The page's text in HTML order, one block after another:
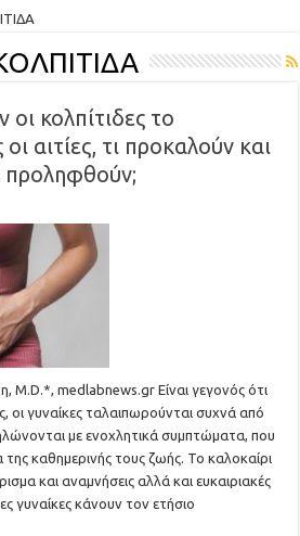
οι κολπίτιδες το
αιτίες, τι προκαλούν και
M.D.*, medlabnews.gr Είναι γεγονός ότι
οι γυναίκες ταλαιπωρούνται συχνά από
με ενοχλητικά συμπτώματα, που
καθημερινής τους ζωής. Το καλοκαίρι
και αναμνήσεις αλλά και ευκαιριακές
γυναίκες κάνουν τον ετήσιο